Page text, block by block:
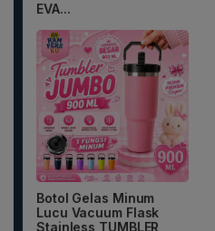
EVA...
Botol Gelas Minum
Lucu Vacuum Flask
Stainless TUMBLER